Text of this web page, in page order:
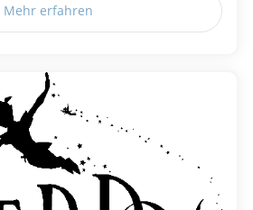
Mehr erfahren